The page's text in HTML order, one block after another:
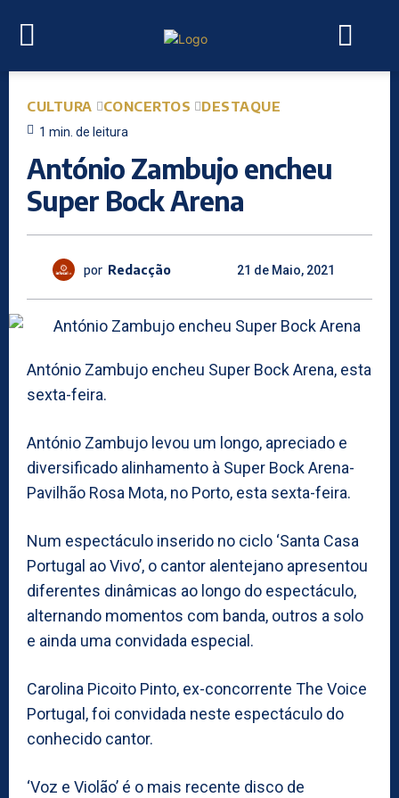
CULTURA CONCERTOS DESTAQUE
1 min. de leitura
António Zambujo encheu
Super Bock Arena
por Redacção 21 de Maio, 2021
António Zambujo encheu Super Bock Arena, esta
sexta-feira.
António Zambujo levou um longo, apreciado e
diversificado alinhamento à Super Bock Arena-
Pavilhão Rosa Mota, no Porto, esta sexta-feira.
Num espectáculo inserido no ciclo ‘Santa Casa
Portugal ao Vivo’, o cantor alentejano apresentou
diferentes dinâmicas ao longo do espectáculo,
alternando momentos com banda, outros a solo
e ainda uma convidada especial.
Carolina Picoito Pinto, ex-concorrente The Voice
Portugal, foi convidada neste espectáculo do
conhecido cantor.
‘Voz e Violão’ é o mais recente disco de